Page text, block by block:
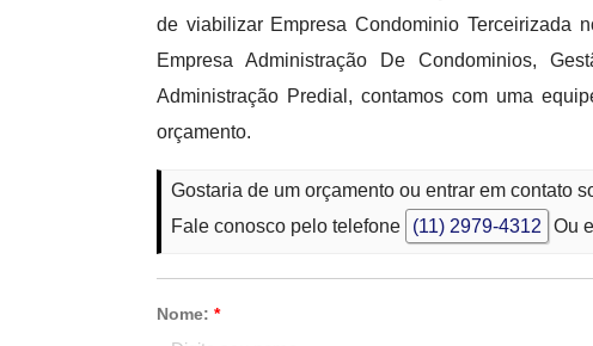
de viabilizar Empresa Condominio Terceirizada
Empresa Administração De Condominios,
Administração Predial, contamos com uma
orçamento.
Gostaria de um orçamento ou entrar em contato
Fale conosco pelo telefone
(11) 2979-4312 Ou
Nome: *